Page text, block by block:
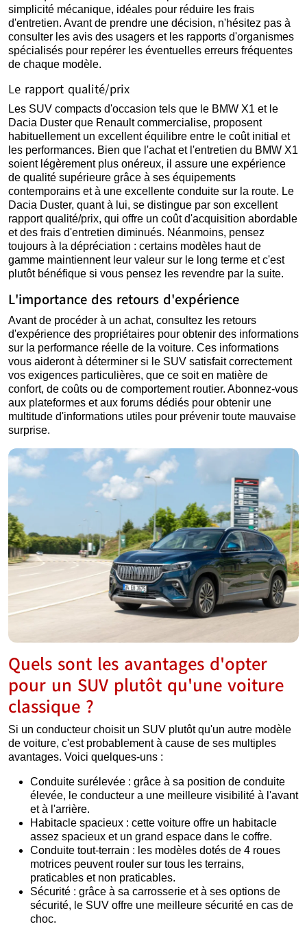
simplicité mécanique, idéales pour réduire les frais
d'entretien. Avant de prendre une décision, n'hésitez pas à
consulter les avis des usagers et les rapports d'organismes
spécialisés pour repérer les éventuelles erreurs fréquentes
de chaque modèle.
Le rapport qualité/prix
Les SUV compacts d'occasion tels que le BMW X1 et le
Dacia Duster que Renault commercialise, proposent
habituellement un excellent équilibre entre le coût initial et
les performances. Bien que l'achat et l'entretien du BMW X1
soient légèrement plus onéreux, il assure une expérience
de qualité supérieure grâce à ses équipements
contemporains et à une excellente conduite sur la route. Le
Dacia Duster, quant à lui, se distingue par son excellent
rapport qualité/prix, qui offre un coût d'acquisition abordable
et des frais d'entretien diminués. Néanmoins, pensez
toujours à la dépréciation : certains modèles haut de
gamme maintiennent leur valeur sur le long terme et c'est
plutôt bénéfique si vous pensez les revendre par la suite.
L'importance des retours d'expérience
Avant de procéder à un achat, consultez les retours
d'expérience des propriétaires pour obtenir des informations
sur la performance réelle de la voiture. Ces informations
vous aideront à déterminer si le SUV satisfait correctement
vos exigences particulières, que ce soit en matière de
confort, de coûts ou de comportement routier. Abonnez-vous
aux plateformes et aux forums dédiés pour obtenir une
multitude d'informations utiles pour prévenir toute mauvaise
surprise.
Quels sont les avantages d'opter
pour un SUV plutôt qu'une voiture
classique ?
Si un conducteur choisit un SUV plutôt qu'un autre modèle
de voiture, c'est probablement à cause de ses multiples
avantages. Voici quelques-uns :
Conduite surélevée : grâce à sa position de conduite
élevée, le conducteur a une meilleure visibilité à l'avant
et à l'arrière.
Habitacle spacieux : cette voiture offre un habitacle
assez spacieux et un grand espace dans le coffre.
Conduite tout-terrain : les modèles dotés de 4 roues
motrices peuvent rouler sur tous les terrains,
praticables et non praticables.
Sécurité : grâce à sa carrosserie et à ses options de
sécurité, le SUV offre une meilleure sécurité en cas de
choc.